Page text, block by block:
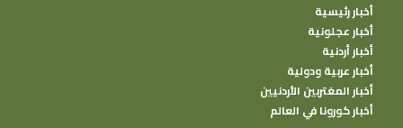
أخبار رئيسية
أخبار عجلونية
أخبار أردنية
أخبار عربية ودولية
أخبار المغتربين الأردنيين
أخبار كورونا في العالم